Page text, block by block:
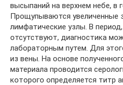
высыпаний на верхнем небе, в
Прощупываются увеличенные
лимфатические узлы. В
отсутствуют, диагностика
лабораторным путем. Для
из вены. На основе
материала проводится
которого определяется титр